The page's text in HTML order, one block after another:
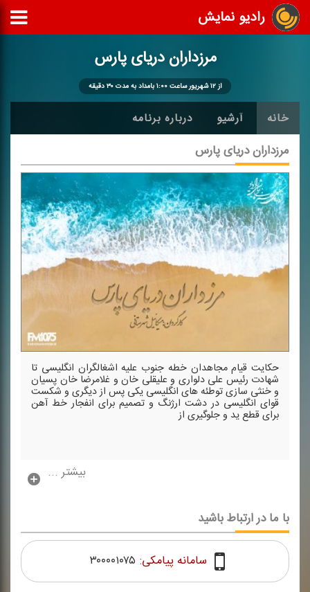
رادیو نمایش
مرزداران دریای پارس
از ۱۲ شهریور ساعت ۱:۰۰ بامداد به مدت ۳۰ دقیقه
خانه آرشیو درباره برنامه
مرزداران دریای پارس
حكایت قیام مجاهدان خطه جنوب علیه اشغالگران انگلیسی تا
شهادت رئیس علی دلواری و علیقلی خان و غلامرضا خان پسیان
و خنثی سازی توطئه های انگلیسی یكی پس از دیگری و شكست
قوای انگلیسی در دشت ارژنگ و تصمیم برای انفجار خط آهن
برای قطع ید و جلوگیری از
بیشتر ...
با ما در ارتباط باشید
سامانه پیامکی: ۳۰۰۰۰۱۰۷۵